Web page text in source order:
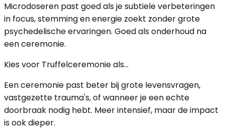
Microdoseren past goed als je subtiele verbeteringen
in focus, stemming en energie zoekt zonder grote
psychedelische ervaringen. Goed als onderhoud na
een ceremonie.
Kies voor Truffelceremonieals…
Een ceremonie past beter bij grote levensvragen,
vastgezette trauma's, of wanneer je een echte
doorbraak nodig hebt. Meer intensief, maar de impact
is ook dieper.